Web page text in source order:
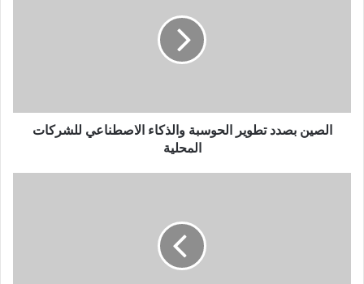
الصين بصدد تطوير الحوسبة والذكاء الاصطناعي للشركات
المحلية